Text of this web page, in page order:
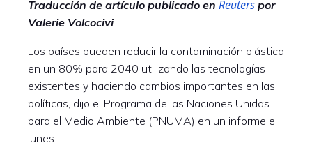
Traducción de artículo publicado en Reuters por
Valerie Volcocivi
Los países pueden reducir la contaminación plástica
en un 80% para 2040 utilizando las tecnologías
existentes y haciendo cambios importantes en las
políticas, dijo el Programa de las Naciones Unidas
para el Medio Ambiente (PNUMA) en un informe el
lunes.